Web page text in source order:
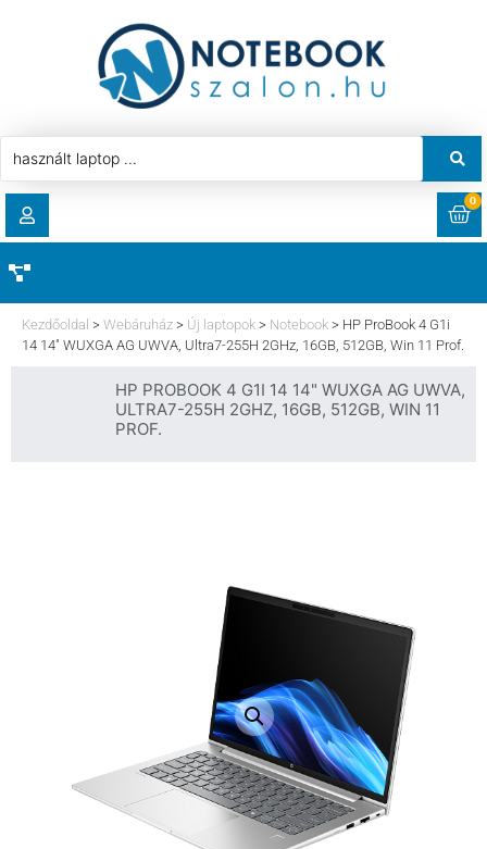
LETÖLTÉSEK
0
HASZNÁLT LAPTOP
AKCIÓ
KOMPONENS
Kezdőoldal > Webáruház > Új laptopok > Notebook > HP ProBook 4 G1i
14 14″ WUXGA AG UWVA, Ultra7-255H 2GHz, 16GB, 512GB, Win 11 Prof.
HP PROBOOK 4 G1I 14 14" WUXGA AG UWVA,
ULTRA7-255H 2GHZ, 16GB, 512GB, WIN 11
PROF.